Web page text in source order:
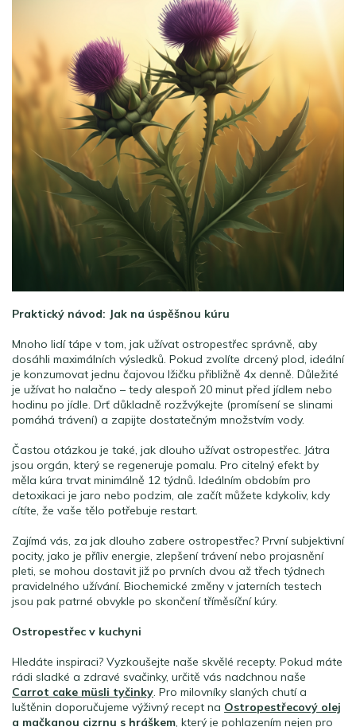
Praktický návod: Jak na úspěšnou kúru
Mnoho lidí tápe v tom, jak užívat ostropestřec správně, aby
dosáhli maximálních výsledků. Pokud zvolíte drcený plod, ideální
je konzumovat jednu čajovou lžičku přibližně 4x denně. Důležité
je užívat ho nalačno – tedy alespoň 20 minut před jídlem nebo
hodinu po jídle. Drť důkladně rozžvýkejte (promísení se slinami
pomáhá trávení) a zapijte dostatečným množstvím vody.
Častou otázkou je také, jak dlouho užívat ostropestřec. Játra
jsou orgán, který se regeneruje pomalu. Pro citelný efekt by
měla kúra trvat minimálně 12 týdnů. Ideálním obdobím pro
detoxikaci je jaro nebo podzim, ale začít můžete kdykoliv, kdy
cítíte, že vaše tělo potřebuje restart.
Zajímá vás, za jak dlouho zabere ostropestřec? První subjektivní
pocity, jako je příliv energie, zlepšení trávení nebo projasnění
pleti, se mohou dostavit již po prvních dvou až třech týdnech
pravidelného užívání. Biochemické změny v jaterních testech
jsou pak patrné obvykle po skončení tříměsíční kúry.
Ostropestřec v kuchyni
Hledáte inspiraci? Vyzkoušejte naše skvělé recepty. Pokud máte
rádi sladké a zdravé svačinky, určitě vás nadchnou naše
Carrot cake müsli tyčinky . Pro milovníky slaných chutí a
luštěnin doporučujeme výživný recept na Ostropestřecový olej
a mačkanou cizrnu s hráškem , který je pohlazením nejen pro